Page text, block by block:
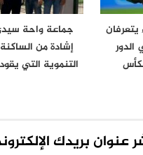
يتعرفان
جماعة واحة
إشادة من الساكنة
التنموية التي
عنوان بريدك